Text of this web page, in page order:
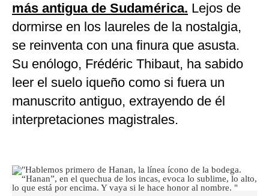
más antigua de Sudamérica. Lejos de
dormirse en los laureles de la nostalgia,
se reinventa con una finura que asusta.
Su enólogo, Frédéric Thibaut, ha sabido
leer el suelo iqueño como si fuera un
manuscrito antiguo, extrayendo de él
interpretaciones magistrales.